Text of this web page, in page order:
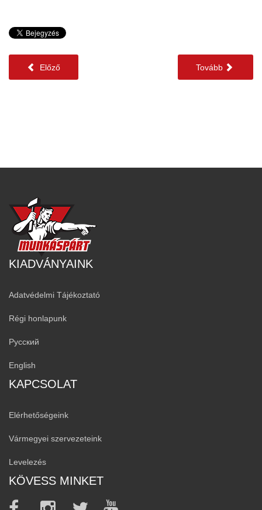
Előző Tovább
KIADVÁNYAINK
Adatvédelmi Tájékoztató
Régi honlapunk
Русский
English
KAPCSOLAT
Elérhetőségeink
Vármegyei szervezeteink
Levelezés
KÖVESS MINKET